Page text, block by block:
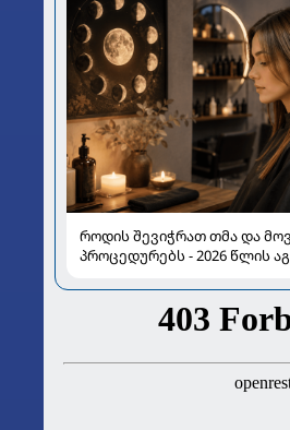
როდის შევიჭრათ თმა და
პროცედურებს - 2026 წლის